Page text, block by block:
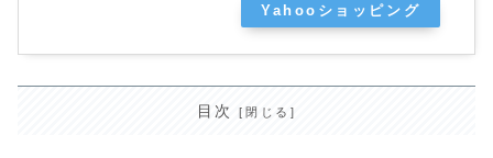
Yahooショッピング
目次